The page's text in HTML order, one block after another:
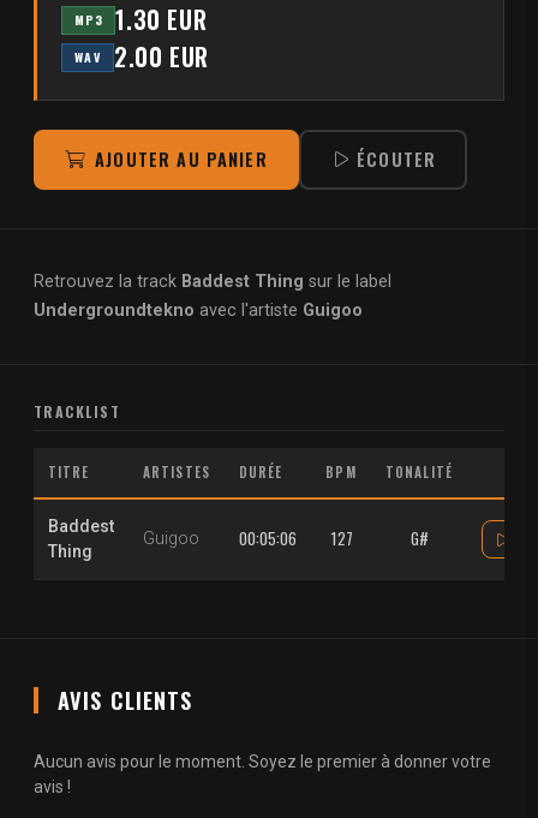
MP3 1.30 EUR
WAV 2.00 EUR
AJOUTER AU PANIER ÉCOUTER
Retrouvez la track Baddest Thing sur le label
Undergroundtekno avec l'artiste Guigoo
TRACKLIST
TITRE ARTISTES DURÉE BPM TONALITÉ
Baddest
Thing
Guigoo 00:05:06 127 G#
AVIS CLIENTS
Aucun avis pour le moment. Soyez le premier à donner votre
avis !